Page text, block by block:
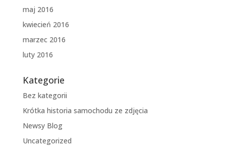
maj 2016
kwiecień 2016
marzec 2016
luty 2016
Kategorie
Bez kategorii
Krótka historia samochodu ze zdjęcia
Newsy Blog
Uncategorized